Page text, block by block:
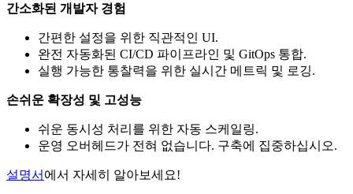
간소화된 개발자 경험
간편한 설정을 위한 직관적인 UI.
완전 자동화된 CI/CD 파이프라인 및 GitOps 통합.
실행 가능한 통찰력을 위한 실시간 메트릭 및 로깅.
손쉬운 확장성 및 고성능
쉬운 동시성 처리를 위한 자동 스케일링.
운영 오버헤드가 전혀 없습니다. 구축에 집중하십시오.
설명서 에서 자세히 알아보세요!